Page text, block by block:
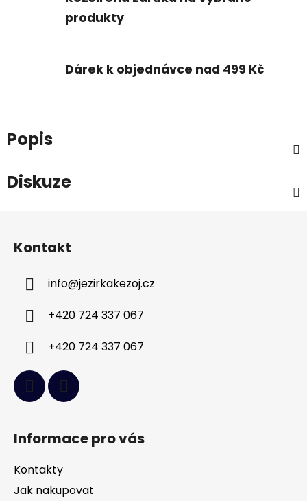
produkty
Dárek k objednávce nad 499 Kč
Popis
Diskuze
Kontakt
info@jezirkakezoj.cz
+420 724 337 067
+420 724 337 067
Informace pro vás
Kontakty
Jak nakupovat